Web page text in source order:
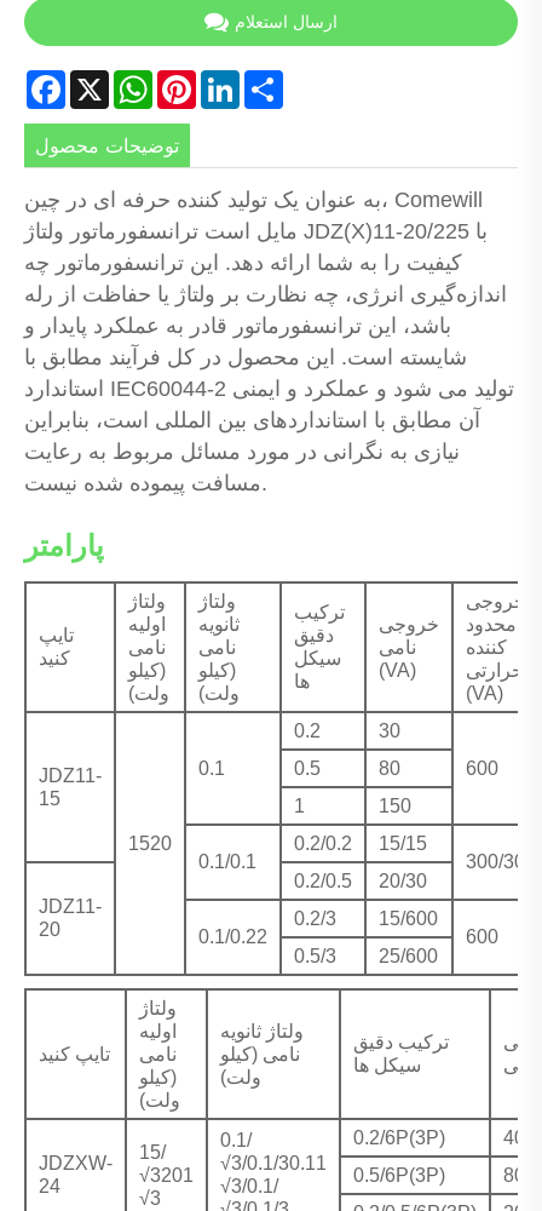
ارسال استعلام
Facebook
X WhatsApp
PinterestLinkedIn
توضیحات محصول
به عنوان یک تولید کننده حرفه ای در چین، Comewill
مایل است ترانسفورماتور ولتاژ JDZ(X)11-20/225 با
کیفیت را به شما ارائه دهد. این ترانسفورماتور چه
اندازه‌گیری انرژی، چه نظارت بر ولتاژ یا حفاظت از رله
باشد، این ترانسفورماتور قادر به عملکرد پایدار و
شایسته است. این محصول در کل فرآیند مطابق با
استاندارد IEC60044-2 تولید می شود و عملکرد و ایمنی
آن مطابق با استانداردهای بین المللی است، بنابراین
نیازی به نگرانی در مورد مسائل مربوط به رعایت
مسافت پیموده شده نیست.
پارامتر
تایپ
کنید
ولتاژ
اولیه
نامی
(کیلو
ولت)
ولتاژ
ثانویه
نامی
(کیلو
ولت)
ترکیب
دقیق
سیکل
ها
خروجی
نامی
(VA)
خروجی
محدود
کننده
حرارتی
(VA)
JDZ11-
15
1520
0.1
0.2
30
600
0.5
80
1
150
0.1/0.1
0.2/0.2
15/15
300/300
JDZ11-
20
0.2/0.5 20/30
0.1/0.22
0.2/3
15/600
600
0.5/3
25/600
تایپ کنید
ولتاژ
اولیه
نامی
(کیلو
ولت)
ولتاژ ثانویه
نامی (کیلو
ولت)
ترکیب دقیق
سیکل ها
JDZXW-
24
15/
√3201
√3
0.1/
√3/0.1/30.11
√3/0.1/
0.2/6P(3P)
40/
0.5/6P(3P)
80/